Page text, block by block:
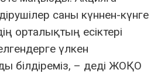
саны күннен-күнге
орталықтың есіктері
үлкен
білдіреміз, – деді ЖОҚО